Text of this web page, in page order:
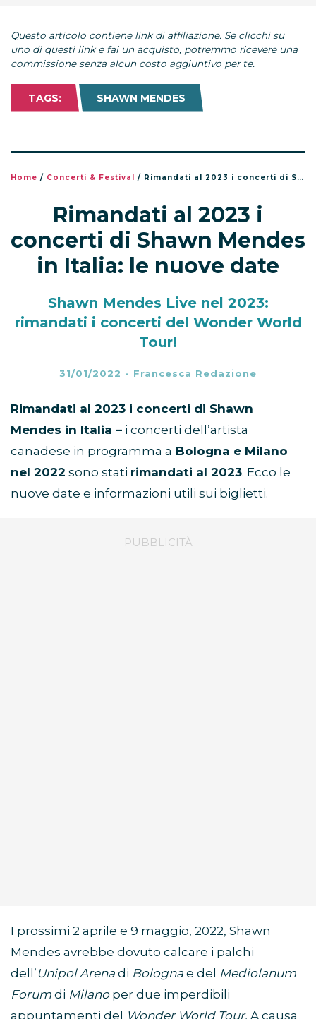
Questo articolo contiene link di affiliazione. Se clicchi su
uno di questi link e fai un acquisto, potremmo ricevere una
commissione senza alcun costo aggiuntivo per te.
TAGS: SHAWN MENDES
Home / Concerti & Festival / Rimandati al 2023 i concerti di Shawn Mendes in Italia: le nuove date
Rimandati al 2023 i
concerti di Shawn Mendes
in Italia: le nuove date
Shawn Mendes Live nel 2023:
rimandati i concerti del Wonder World
Tour!
31/01/2022 - Francesca Redazione
Rimandati al 2023 i concerti di Shawn
Mendes in Italia – i concerti dell’artista
canadese in programma a Bologna e Milano
nel 2022 sono stati rimandati al 2023. Ecco le
nuove date e informazioni utili sui biglietti.
I prossimi 2 aprile e 9 maggio, 2022, Shawn
Mendes avrebbe dovuto calcare i palchi
dell’Unipol Arena di Bologna e del Mediolanum
Forum di Milanoper due imperdibili
appuntamenti del Wonder World Tour. A causa